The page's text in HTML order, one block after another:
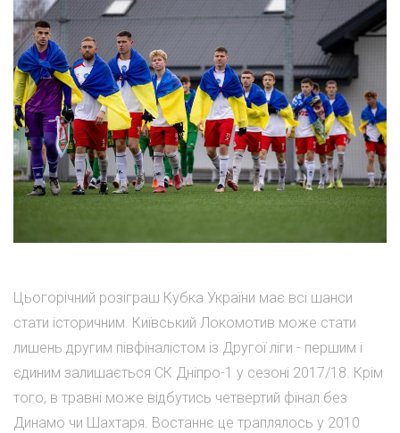
Цьогорічний розіграш Кубка України має всі шанси
стати історичним. Київський Локомотив може стати
лишень другим півфіналістом із Другої ліги - першим і
єдиним залишається СК Дніпро-1 у сезоні 2017/18. Крім
того, в травні може відбутись четвертий фінал без
Динамо чи Шахтаря. Востаннє це траплялось у 2010